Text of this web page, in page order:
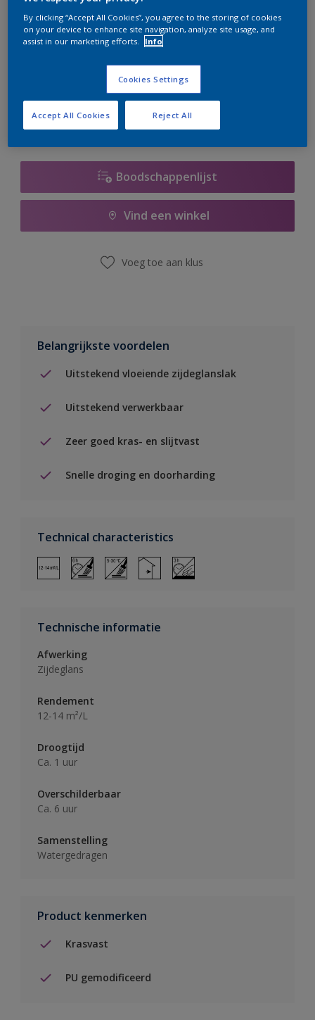
er hard aan om de voorraad aan te vullen.
Boodschappenlijst
Vind een winkel
Voeg toe aan klus
Belangrijkste voordelen
Uitstekend vloeiende zijdeglanslak
Uitstekend verwerkbaar
Zeer goed kras- en slijtvast
Snelle droging en doorharding
Technical characteristics
Technische informatie
Afwerking
Zijdeglans
Rendement
12-14 m²/L
Droogtijd
Ca. 1 uur
Overschilderbaar
Ca. 6 uur
Samenstelling
Watergedragen
Product kenmerken
Krasvast
PU gemodificeerd
By clicking “Accept All Cookies”, you agree to the storing of cookies
on your device to enhance site navigation, analyze site usage, and
assist in our marketing efforts.
Info
Cookies Settings
Reject All
Accept All Cookies